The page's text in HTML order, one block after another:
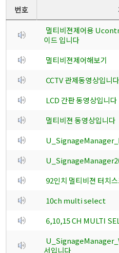
번호
멀티비젼제어용
이드 입니다
멀티비젼제어해보기
CCTV 관제동영상입니다
LCD 간판 동영상입니다
멀티비젼 동영상입니다
92인치 멀티비젼 터치
10ch multi select
6,10,15 CH MULTI
서입니다